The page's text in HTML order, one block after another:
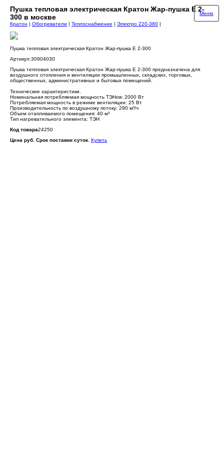
Пушка тепловая электрическая Кратон Жар-пушка Е 2-
300 в москве
Меню
Кратон | Обогреватели | Теплоснабжение | Электро 220-380 |
Пушка тепловая электрическая Кратон Жар-пушка Е 2-300
Артикул:30904030
Пушка тепловая электрическая Кратон Жар-пушка Е 2-300 предназначена для
воздушного отопления и вентиляции промышленных, складских, торговых,
общественных, административных и бытовых помещений.
Технические характеристики.
Номинальная потребляемая мощность ТЭНов: 2000 Вт
Потребляемая мощность в режиме вентиляции: 25 Вт
Производительность по воздушному потоку: 290 м³/ч
Объем отапливаемого помещения: 40 м³
Тип нагревательного элемента: ТЭН
Код товара24250
Цена руб. Срок поставки суток. Купить